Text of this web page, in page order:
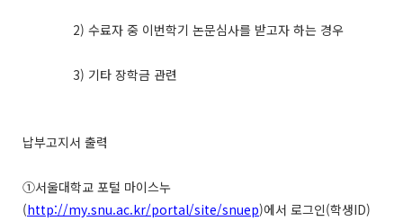
2) 수료자 중 이번학기 논문심사를 받고자 하는 경우
3) 기타 장학금 관련
납부고지서 출력
①서울대학교 포털 마이스누
(http://my.snu.ac.kr/portal/site/snuep)에서 로그인(학생ID)